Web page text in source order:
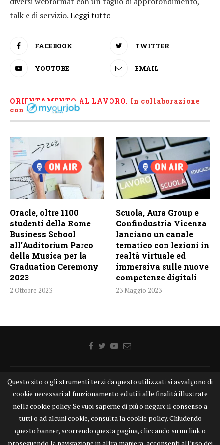
talk e di servizio.Leggi tutto
FACEBOOK TWITTER
YOUTUBE EMAIL
ORIENTAMENTO AL LAVORO. In collaborazione
con
Oracle, oltre 1100
studenti della Rome
Business School
all’Auditorium Parco
della Musica per la
Graduation Ceremony
2023
2 Ottobre 2023
Scuola, Aura Group e
Confindustria Vicenza
lanciano un canale
tematico con lezioni in
realtà virtuale ed
immersiva sulle nuove
competenze digitali
23 Maggio 2023
Home Chi siamo Disclaimer Cookie Contatti
Privacy Policy KONGTV
KONGnews ©KONG Comunicazione s.r.l. - P.IVA: 15049871005
Alcune delle foto pubblicate su KONGnews.it sono state prese da Internet,
e valutate di pubblico dominio. Qualora i soggetti o gli autori delle stesse
avessero qualcosa da eccepire alla loro pubblicazione, non esitino a
Questo sito o gli strumenti terzi da questo utilizzati si avvalgono di
cookie necessari al funzionamento ed utili alle finalità illustrate
nella cookie policy. Se vuoi saperne di più o negare il consenso a
tutti o ad alcuni cookie, consulta la cookie policy. Chiudendo
questo banner, scorrendo questa pagina, cliccando su un link o
proseguendo la navigazione in altra maniera, acconsenti all’uso dei